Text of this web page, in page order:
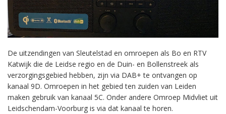
De uitzendingen van Sleutelstad en omroepen als Bo en RTV
Katwijk die de Leidse regio en de Duin- en Bollenstreek als
verzorgingsgebied hebben, zijn via DAB+ te ontvangen op
kanaal 9D. Omroepen in het gebied ten zuiden van Leiden
maken gebruik van kanaal 5C. Onder andere Omroep Midvliet uit
Leidschendam-Voorburg is via dat kanaal te horen.